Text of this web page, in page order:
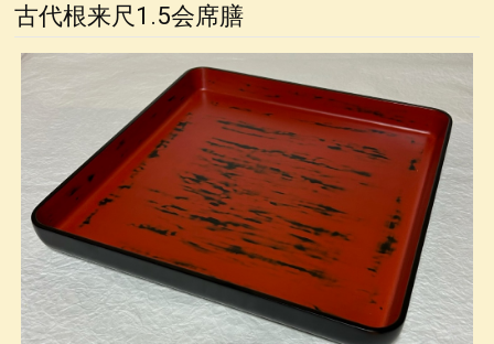
古代根来尺1.5会席膳